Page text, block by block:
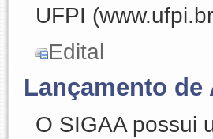
UFPI
Edital
Lançamento
O SIGAA possui